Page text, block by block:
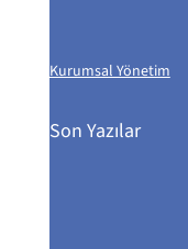
Kurumsal Yönetim
Son Yazılar